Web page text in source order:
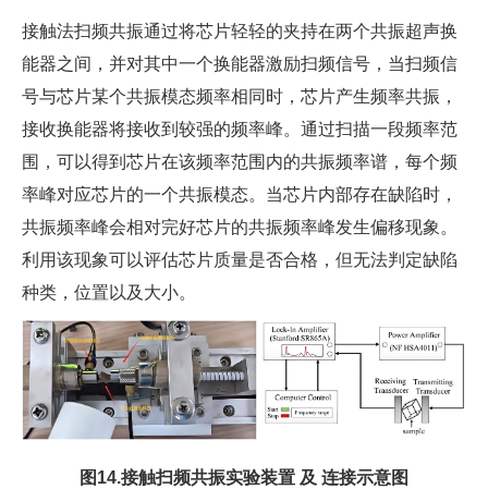
接触法扫频共振通过将芯片轻轻的夹持在两个共振超声换
能器之间，并对其中一个换能器激励扫频信号，当扫频信
号与芯片某个共振模态频率相同时，芯片产生频率共振，
接收换能器将接收到较强的频率峰。通过扫描一段频率范
围，可以得到芯片在该频率范围内的共振频率谱，每个频
率峰对应芯片的一个共振模态。当芯片内部存在缺陷时，
共振频率峰会相对完好芯片的共振频率峰发生偏移现象。
利用该现象可以评估芯片质量是否合格，但无法判定缺陷
种类，位置以及大小。
图14.接触扫频共振实验装置 及 连接示意图